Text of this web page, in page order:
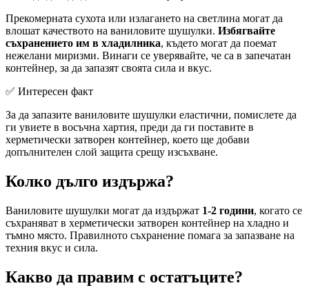
Прекомерната сухота или излагането на светлина могат да
влошат качеството на ваниловите шушулки. Избягвайте
съхранението им в хладилника, където могат да поемат
нежелани миризми. Винаги се уверявайте, че са в запечатан
контейнер, за да запазят своята сила и вкус.
✅ Интересен факт
За да запазите ваниловите шушулки еластични, помислете да
ги увиете в восъчна хартия, преди да ги поставите в
херметически затворен контейнер, което ще добави
допълнителен слой защита срещу изсъхване.
Колко дълго издържа?
Ваниловите шушулки могат да издържат 1-2 години, когато се
съхраняват в херметически затворен контейнер на хладно и
тъмно място. Правилното съхранение помага за запазване на
техния вкус и сила.
Какво да правим с остатъците?